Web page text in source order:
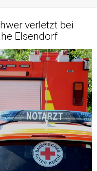
verletzt bei
Elsendorf